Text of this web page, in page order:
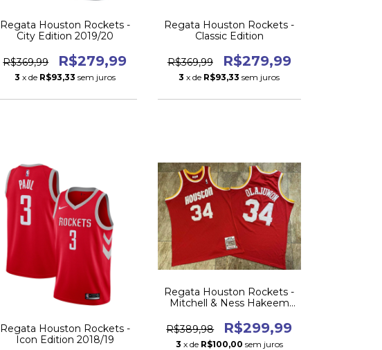
Regata Houston Rockets -
City Edition 2019/20
R$369,99 R$279,99
3 x de R$93,33 sem juros
Regata Houston Rockets -
Classic Edition
R$369,99 R$279,99
3 x de R$93,33 sem juros
Regata Houston Rockets -
Icon Edition 2018/19
Regata Houston Rockets -
Mitchell & Ness Hakeem
R$389,98
R$299,99
3 x de R$100,00 sem juros